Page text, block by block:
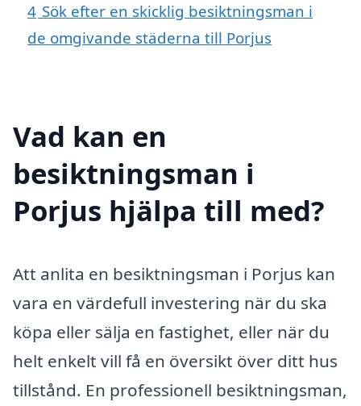
4 Sök efter en skicklig besiktningsman i
de omgivande städerna till Porjus
Vad kan en
besiktningsman i
Porjus hjälpa till med?
Att anlita en besiktningsman i Porjus kan
vara en värdefull investering när du ska
köpa eller sälja en fastighet, eller när du
helt enkelt vill få en översikt över ditt hus
tillstånd. En professionell besiktningsman,